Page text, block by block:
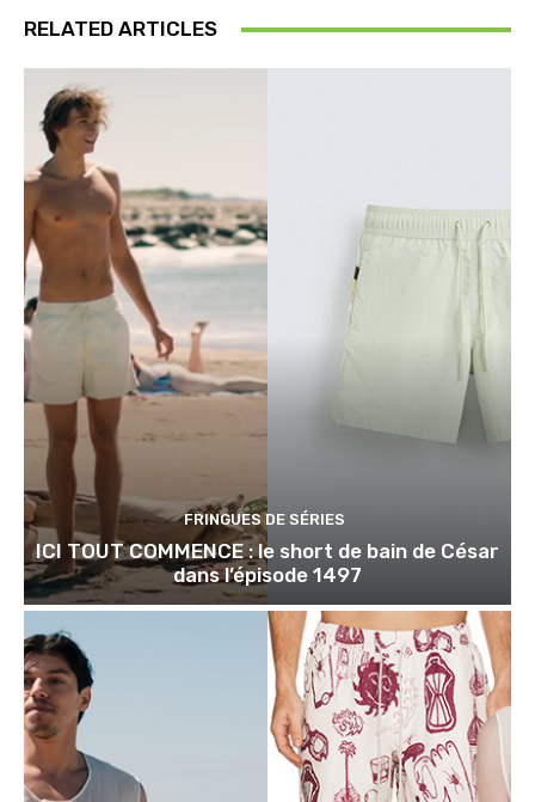
RELATED ARTICLES
FRINGUES DE SÉRIES
ICI TOUT COMMENCE : le short de bain de César
dans l’épisode 1497